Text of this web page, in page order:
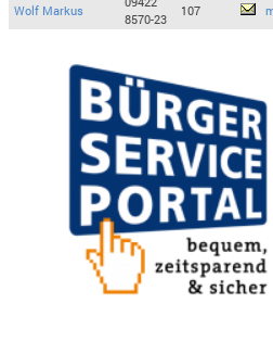
Wolf Markus
8570-23
107